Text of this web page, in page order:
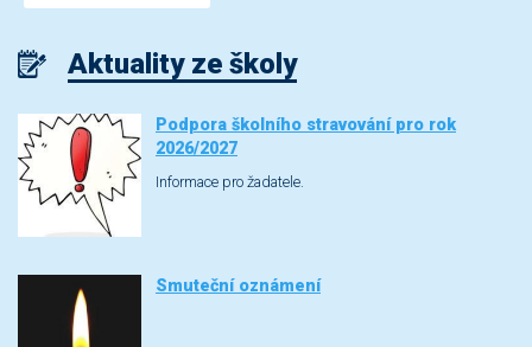
Aktuality ze školy
Podpora školního stravování pro rok
2026/2027
Informace pro žadatele.
Smuteční oznámení